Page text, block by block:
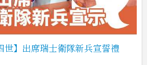
世】出席瑞士衛隊新兵宣誓禮